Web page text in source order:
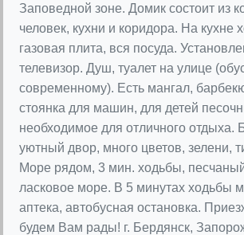
Заповедной зоне. Домик состоит из
человек, кухни и коридора. На кухне
газовая плита, вся посуда.
телевизор. Душ, туалет на улице
современному). Есть мангал,
стоянка для машин, для детей
необходимое для отличного отдыха.
уютный двор, много цветов, зелени,
Море рядом, 3 мин. ходьбы,
ласковое море. В 5 минутах ходьбы
аптека, автобусная остановка.
будем Вам рады! г. Бердянск,